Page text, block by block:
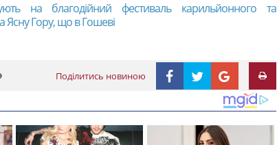
на благодійний фестиваль карильйонного та
Ясну Гору, що в Гошеві
Поділитись новиною